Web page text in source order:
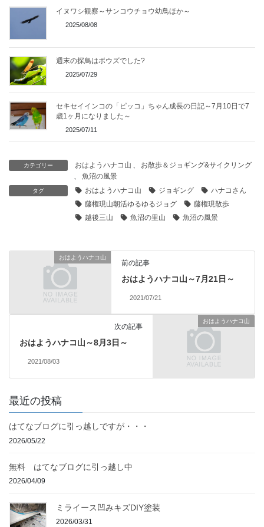
イヌワシ観察～サンコウチョウ幼鳥ほか～
2025/08/08
週末の探鳥はボウズでした?
2025/07/29
セキセイインコの「ピッコ」ちゃん成長の日記～7月10日で7
歳1ヶ月になりました～
2025/07/11
カテゴリー おはようハナコ山 、
お散歩＆ジョギング&サイクリング
、
魚沼の風景
タグ おはようハナコ山 ジョギング
ハナコさん
藤権現山朝活ゆるゆるジョグ
藤権現散歩
越後三山
魚沼の里山 魚沼の風景
おはようハナコ山
前の記事
おはようハナコ山～7月21日～
2021/07/21
おはようハナコ山
次の記事
おはようハナコ山～8月3日～
2021/08/03
最近の投稿
はてなブログに引っ越しですが・・・
2026/05/22
無料 はてなブログに引っ越し中
2026/04/09
ミライース凹みキズDIY塗装
2026/03/31